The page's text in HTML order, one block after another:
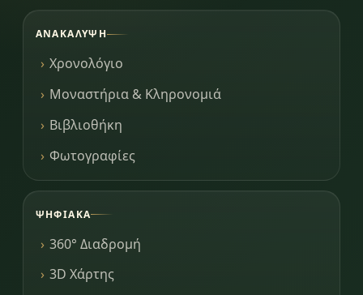
ΑΝΑΚΆΛΥΨΗ
Χρονολόγιο
Μοναστήρια & Κληρονομιά
Βιβλιοθήκη
Φωτογραφίες
ΨΗΦΙΑΚΆ
360° Διαδρομή
3D Χάρτης